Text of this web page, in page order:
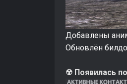
Добавлены
Обновлён
☢ Появилась